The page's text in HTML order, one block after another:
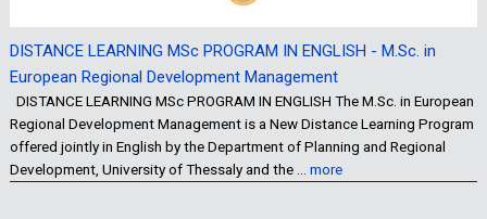
DISTANCE LEARNING MSc PROGRAM IN ENGLISH - M.Sc. in
European Regional Development Management
DISTANCE LEARNING MSc PROGRAM IN ENGLISH The M.Sc. in European
Regional Development Management is a New Distance Learning Program
offered jointly in English by the Department of Planning and Regional
Development, University of Thessaly and the … more